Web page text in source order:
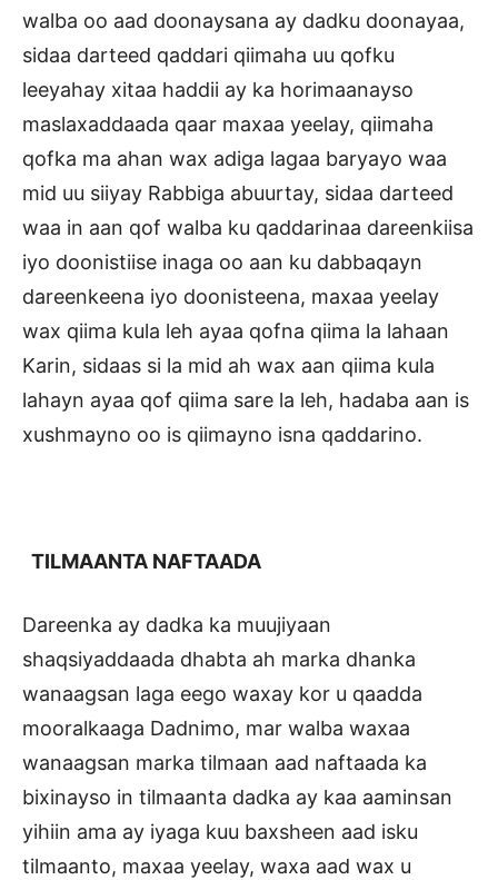
walba oo aad doonaysana ay dadku doonayaa,
sidaa darteed qaddari qiimaha uu qofku
leeyahay xitaa haddii ay ka horimaanayso
maslaxaddaada qaar maxaa yeelay, qiimaha
qofka ma ahan wax adiga lagaa baryayo waa
mid uu siiyay Rabbiga abuurtay, sidaa darteed
waa in aan qof walba ku qaddarinaa dareenkiisa
iyo doonistiise inaga oo aan ku dabbaqayn
dareenkeena iyo doonisteena, maxaa yeelay
wax qiima kula leh ayaa qofna qiima la lahaan
Karin, sidaas si la mid ah wax aan qiima kula
lahayn ayaa qof qiima sare la leh, hadaba aan is
xushmayno oo is qiimayno isna qaddarino.
TILMAANTA NAFTAADA
Dareenka ay dadka ka muujiyaan
shaqsiyaddaada dhabta ah marka dhanka
wanaagsan laga eego waxay kor u qaadda
mooralkaaga Dadnimo, mar walba waxaa
wanaagsan marka tilmaan aad naftaada ka
bixinayso in tilmaanta dadka ay kaa aaminsan
yihiin ama ay iyaga kuu baxsheen aad isku
tilmaanto, maxaa yeelay, waxa aad wax u